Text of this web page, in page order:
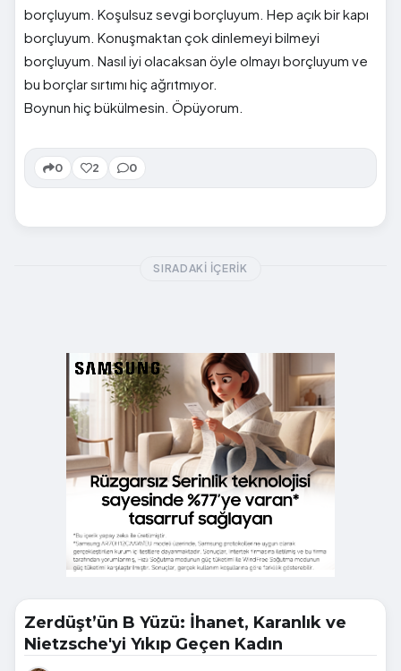
borçluyum. Koşulsuz sevgi borçluyum. Hep açık bir kapı
borçluyum. Konuşmaktan çok dinlemeyi bilmeyi
borçluyum. Nasıl iyi olacaksan öyle olmayı borçluyum ve
bu borçlar sırtımı hiç ağrıtmıyor.
Boynun hiç bükülmesin. Öpüyorum.
0 2 0
SIRADAKI İÇERIK
Zerdüşt’ün B Yüzü: İhanet, Karanlık ve
Nietzsche'yi Yıkıp Geçen Kadın